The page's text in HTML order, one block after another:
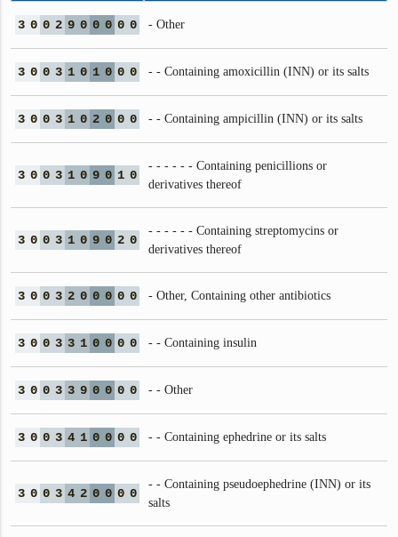
3 0 0 2 9 0 0 0 0 0 - Other
3 0 0 3 1 0 1 0 0 0 - - Containing amoxicillin (INN) or its salts
3 0 0 3 1 0 2 0 0 0 - - Containing ampicillin (INN) or its salts
3 0 0 3 1 0 9 0 1 0
- - - - - - Containing penicillions or
derivatives thereof
3 0 0 3 1 0 9 0 2 0
- - - - - - Containing streptomycins or
derivatives thereof
3 0 0 3 2 0 0 0 0 0 - Other, Containing other antibiotics
3 0 0 3 3 1 0 0 0 0 - - Containing insulin
3 0 0 3 3 9 0 0 0 0 - - Other
3 0 0 3 4 1 0 0 0 0 - - Containing ephedrine or its salts
3 0 0 3 4 2 0 0 0 0
- - Containing pseudoephedrine (INN) or its
salts